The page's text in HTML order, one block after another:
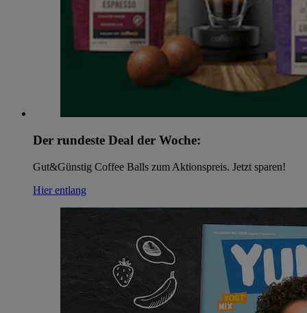
Der rundeste Deal der Woche:
Gut&Günstig Coffee Balls zum Aktionspreis. Jetzt sparen!
Hier entlang